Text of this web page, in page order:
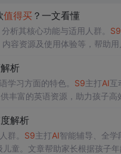
值得买？一文看懂
析其核心功能与适用人群。 S9
容资源及使用体验等，帮助用
析
学习方面的特色。 S9主打AI互
丰富的英语资源，助力孩子高
解析
群。 S9主打AI智能辅导、全学
童。文章帮助家长根据孩子年